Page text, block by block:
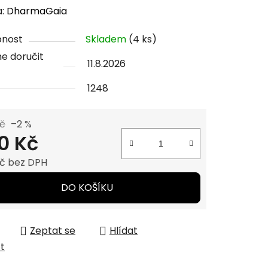
DharmaGaia
Skladem (4 ks)
doručit
11.8.2026
1248
–2 %
Kč
bez DPH
DO KOŠÍKU
Zeptat se
Hlídat